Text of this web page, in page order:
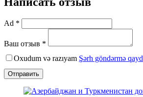
Ad *
Ваш отзыв *
Oxudum və razıyam Şərh göndərmə
Отправить